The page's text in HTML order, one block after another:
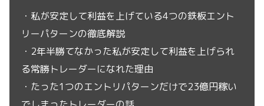
・私が安定して利益を上げている4つの鉄板エント
リーパターンの徹底解説
・2年半勝てなかった私が安定して利益を上げられ
る常勝トレーダーになれた理由
・たった1つのエントリパターンだけで23億円稼い